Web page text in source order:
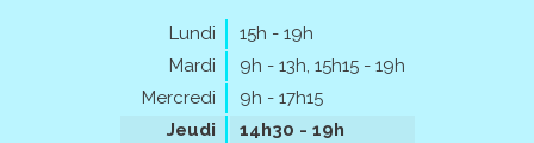
Lundi
15h - 19h
Mardi
9h - 13h, 15h15 - 19h
Mercredi
9h - 17h15
Jeudi
14h30 - 19h